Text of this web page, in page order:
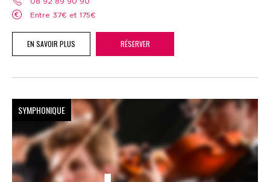
Entre 37€ et 175€
EN SAVOIR PLUS RÉSERVER
SYMPHONIQUE